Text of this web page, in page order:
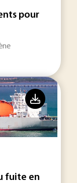
pour
fuite en